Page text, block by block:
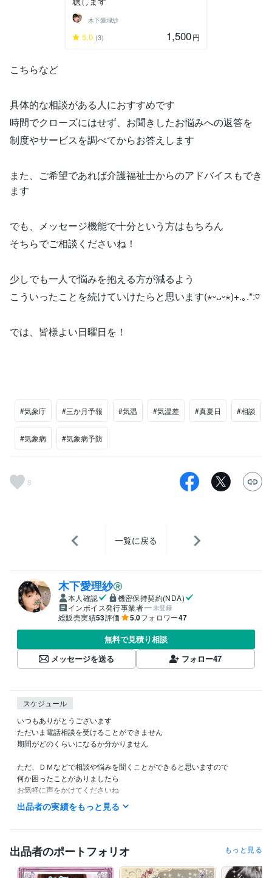
木下愛理紗
5.0 (3) 1,500円
こちらなど
具体的な相談がある人におすすめです
時間でクローズにはせず、お聞きしたお悩みへの返答を
制度やサービスを調べてからお答えします
また、ご希望であれば介護福祉士からのアドバイスもでき
ます
でも、メッセージ機能で十分という方はもちろん
そちらでご相談くださいね！
少しでも一人で悩みを抱える方が減るよう
こういったことを続けていけたらと思います(⋆ᵕᴗᵕ⋆)+.｡.*:♡
では、皆様よい日曜日を！
#気象庁 #三か月予報 #気温 #気温差 #真夏日 #相談
#気象病 #気象病予防
8
一覧に戻る
木下愛理紗
本人確認
機密保持契約(NDA)
インボイス発行事業者
未登録
総販売実績53評価 5.0フォロワー47
無料で見積り相談
メッセージを送る
フォロー47
スケジュール
いつもありがとうございます
ただいま電話相談を受けることができません
期間がどのくらいになるか分かりません
ただ、ＤＭなどで相談や悩みを聞くことができると思いますので
何か困ったことがありましたら
お気軽に声をかけてくださいね
お力になれたら嬉しいです
経験職種
ライフスタイル・その他 / 保育士・ベビーシッター 経験年数 : 2年
資格・検定
出品者の実績をもっと見る
出品者のポートフォリオ もっと見る